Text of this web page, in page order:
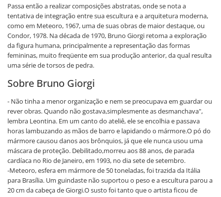
Passa então a realizar composições abstratas, onde se nota a
tentativa de integração entre sua escultura e a arquitetura moderna,
como em Meteoro, 1967, uma de suas obras de maior destaque, ou
Condor, 1978. Na década de 1970, Bruno Giorgi retoma a exploração
da figura humana, principalmente a representação das formas
femininas, muito freqüente em sua produção anterior, da qual resulta
uma série de torsos de pedra.
Sobre Bruno Giorgi
- Não tinha a menor organização e nem se preocupava em guardar ou
rever obras. Quando não gostava,simplesmente as desmanchava",
lembra Leontina. Em um canto do ateliê, ele se encolhia e passava
horas lambuzando as mãos de barro e lapidando o mármore.O pó do
mármore causou danos aos brônquios, já que ele nunca usou uma
máscara de proteção. Debilitado,morreu aos 88 anos, de parada
cardíaca no Rio de Janeiro, em 1993, no dia sete de setembro.
-Meteoro, esfera em mármore de 50 toneladas, foi trazida da Itália
para Brasília. Um guindaste não suportou o peso e a escultura parou a
20 cm da cabeça de Giorgi.O susto foi tanto que o artista ficou de